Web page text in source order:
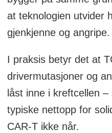
at teknologien utvider
gjenkjenne og angripe.
I praksis betyr det at
drivermutasjoner og
låst inne i kreftcellen
typiske nettopp for
CAR-T ikke når.